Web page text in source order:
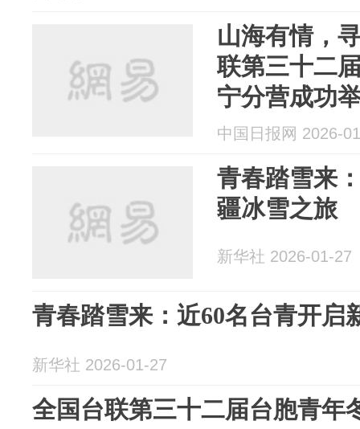
山海有情，
联第三十二
宁分营成功
中国日报网 2026-
青春踏雪来
疆冰雪之旅
新华社 2026-01-27
青春踏雪来：近60名台青开启
新华社 2026-01-27
全国台联第三十二届台胞青年